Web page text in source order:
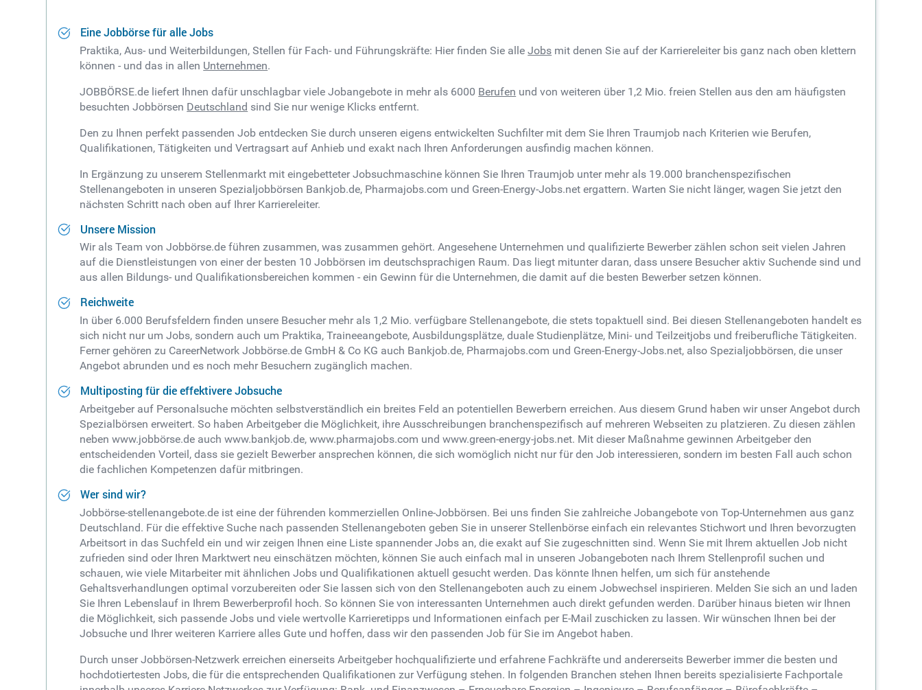
Eine Jobbörse für alle Jobs
Praktika, Aus- und Weiterbildungen, Stellen für Fach- und Führungskräfte: Hier finden Sie alleJobs mit denen Sie auf der Karriereleiter bis ganz nach oben klettern
können - und das in allen Unternehmen.
JOBBÖRSE.de liefert Ihnen dafür unschlagbar viele Jobangebote in mehr als 6000 Berufen und von weiteren über 1,2 Mio. freien Stellen aus den am häufigsten
besuchten Jobbörsen Deutschland sind Sie nur wenige Klicks entfernt.
Den zu Ihnen perfekt passenden Job entdecken Sie durch unseren eigens entwickelten Suchfilter mit dem Sie Ihren Traumjob nach Kriterien wie Berufen,
Qualifikationen, Tätigkeiten und Vertragsart auf Anhieb und exakt nach Ihren Anforderungen ausfindig machen können.
In Ergänzung zu unserem Stellenmarkt mit eingebetteter Jobsuchmaschine können Sie Ihren Traumjob unter mehr als 19.000 branchenspezifischen
Stellenangeboten in unseren Spezialjobbörsen Bankjob.de, Pharmajobs.com und Green-Energy-Jobs.net ergattern. Warten Sie nicht länger, wagen Sie jetzt den
nächsten Schritt nach oben auf Ihrer Karriereleiter.
Unsere Mission
Wir als Team von Jobbörse.de führen zusammen, was zusammen gehört. Angesehene Unternehmen und qualifizierte Bewerber zählen schon seit vielen Jahren
auf die Dienstleistungen von einer der besten 10 Jobbörsen im deutschsprachigen Raum. Das liegt mitunter daran, dass unsere Besucher aktiv Suchende sind und
aus allen Bildungs- und Qualifikationsbereichen kommen - ein Gewinn für die Unternehmen, die damit auf die besten Bewerber setzen können.
Reichweite
In über 6.000 Berufsfeldern finden unsere Besucher mehr als 1,2 Mio. verfügbare Stellenangebote, die stets topaktuell sind. Bei diesen Stellenangeboten handelt es
sich nicht nur um Jobs, sondern auch um Praktika, Traineeangebote, Ausbildungsplätze, duale Studienplätze, Mini- und Teilzeitjobs und freiberufliche Tätigkeiten.
Ferner gehören zu CareerNetwork Jobbörse.de GmbH & Co KG auch Bankjob.de, Pharmajobs.com und Green-Energy-Jobs.net, also Spezialjobbörsen, die unser
Angebot abrunden und es noch mehr Besuchern zugänglich machen.
Multiposting für die effektivere Jobsuche
Arbeitgeber auf Personalsuche möchten selbstverständlich ein breites Feld an potentiellen Bewerbern erreichen. Aus diesem Grund haben wir unser Angebot durch
Spezialbörsen erweitert. So haben Arbeitgeber die Möglichkeit, ihre Ausschreibungen branchenspezifisch auf mehreren Webseiten zu platzieren. Zu diesen zählen
neben www.jobbörse.de auch www.bankjob.de, www.pharmajobs.com und www.green-energy-jobs.net. Mit dieser Maßnahme gewinnen Arbeitgeber den
entscheidenden Vorteil, dass sie gezielt Bewerber ansprechen können, die sich womöglich nicht nur für den Job interessieren, sondern im besten Fall auch schon
die fachlichen Kompetenzen dafür mitbringen.
Wer sind wir?
Jobbörse-stellenangebote.de ist eine der führenden kommerziellen Online-Jobbörsen. Bei uns finden Sie zahlreiche Jobangebote von Top-Unternehmen aus ganz
Deutschland. Für die effektive Suche nach passenden Stellenangeboten geben Sie in unserer Stellenbörse einfach ein relevantes Stichwort und Ihren bevorzugten
Arbeitsort in das Suchfeld ein und wir zeigen Ihnen eine Liste spannender Jobs an, die exakt auf Sie zugeschnitten sind. Wenn Sie mit Ihrem aktuellen Job nicht
zufrieden sind oder Ihren Marktwert neu einschätzen möchten, können Sie auch einfach mal in unseren Jobangeboten nach Ihrem Stellenprofil suchen und
schauen, wie viele Mitarbeiter mit ähnlichen Jobs und Qualifikationen aktuell gesucht werden. Das könnte Ihnen helfen, um sich für anstehende
Gehaltsverhandlungen optimal vorzubereiten oder Sie lassen sich von den Stellenangeboten auch zu einem Jobwechsel inspirieren. Melden Sie sich an und laden
Sie Ihren Lebenslauf in Ihrem Bewerberprofil hoch. So können Sie von interessanten Unternehmen auch direkt gefunden werden. Darüber hinaus bieten wir Ihnen
die Möglichkeit, sich passende Jobs und viele wertvolle Karrieretipps und Informationen einfach per E-Mail zuschicken zu lassen. Wir wünschen Ihnen bei der
Jobsuche und Ihrer weiteren Karriere alles Gute und hoffen, dass wir den passenden Job für Sie im Angebot haben.
Durch unser Jobbörsen-Netzwerk erreichen einerseits Arbeitgeber hochqualifizierte und erfahrene Fachkräfte und andererseits Bewerber immer die besten und
hochdotiertesten Jobs, die für die entsprechenden Qualifikationen zur Verfügung stehen. In folgenden Branchen stehen Ihnen bereits spezialisierte Fachportale